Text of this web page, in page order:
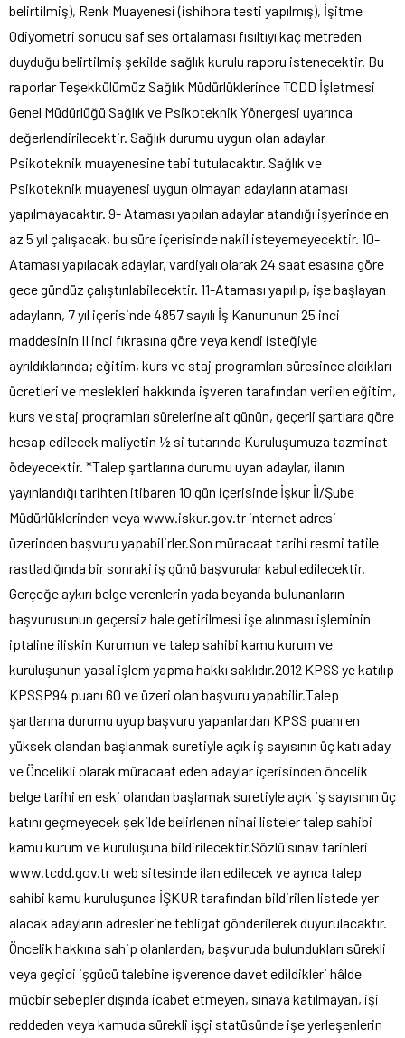
belirtilmiş), Renk Muayenesi (ishihora testi yapılmış), İşitme
Odiyometri sonucu saf ses ortalaması fısıltıyı kaç metreden
duyduğu belirtilmiş şekilde sağlık kurulu raporu istenecektir. Bu
raporlar Teşekkülümüz Sağlık Müdürlüklerince TCDD İşletmesi
Genel Müdürlüğü Sağlık ve Psikoteknik Yönergesi uyarınca
değerlendirilecektir. Sağlık durumu uygun olan adaylar
Psikoteknik muayenesine tabi tutulacaktır. Sağlık ve
Psikoteknik muayenesi uygun olmayan adayların ataması
yapılmayacaktır. 9- Ataması yapılan adaylar atandığı işyerinde en
az 5 yıl çalışacak, bu süre içerisinde nakil isteyemeyecektir. 10-
Ataması yapılacak adaylar, vardiyalı olarak 24 saat esasına göre
gece gündüz çalıştırılabilecektir. 11-Ataması yapılıp, işe başlayan
adayların, 7 yıl içerisinde 4857 sayılı İş Kanununun 25 inci
maddesinin II inci fıkrasına göre veya kendi isteğiyle
ayrıldıklarında; eğitim, kurs ve staj programları süresince aldıkları
ücretleri ve meslekleri hakkında işveren tarafından verilen eğitim,
kurs ve staj programları sürelerine ait günün, geçerli şartlara göre
hesap edilecek maliyetin ½ si tutarında Kuruluşumuza tazminat
ödeyecektir. *Talep şartlarına durumu uyan adaylar, ilanın
yayınlandığı tarihten itibaren 10 gün içerisinde İşkur İl/Şube
Müdürlüklerinden veya www.iskur.gov.tr internet adresi
üzerinden başvuru yapabilirler.Son müracaat tarihi resmi tatile
rastladığında bir sonraki iş günü başvurular kabul edilecektir.
Gerçeğe aykırı belge verenlerin yada beyanda bulunanların
başvurusunun geçersiz hale getirilmesi işe alınması işleminin
iptaline ilişkin Kurumun ve talep sahibi kamu kurum ve
kuruluşunun yasal işlem yapma hakkı saklıdır.2012 KPSS ye katılıp
KPSSP94 puanı 60 ve üzeri olan başvuru yapabilir.Talep
şartlarına durumu uyup başvuru yapanlardan KPSS puanı en
yüksek olandan başlanmak suretiyle açık iş sayısının üç katı aday
ve Öncelikli olarak müracaat eden adaylar içerisinden öncelik
belge tarihi en eski olandan başlamak suretiyle açık iş sayısının üç
katını geçmeyecek şekilde belirlenen nihai listeler talep sahibi
kamu kurum ve kuruluşuna bildirilecektir.Sözlü sınav tarihleri
www.tcdd.gov.tr web sitesinde ilan edilecek ve ayrıca talep
sahibi kamu kuruluşunca İŞKUR tarafından bildirilen listede yer
alacak adayların adreslerine tebligat gönderilerek duyurulacaktır.
Öncelik hakkına sahip olanlardan, başvuruda bulundukları sürekli
veya geçici işgücü talebine işverence davet edildikleri hâlde
mücbir sebepler dışında icabet etmeyen, sınava katılmayan, işi
reddeden veya kamuda sürekli işçi statüsünde işe yerleşenlerin